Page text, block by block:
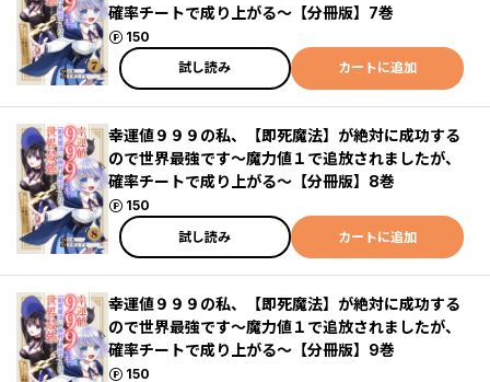
確率チートで成り上がる～【分冊版】7巻
150
ポイント
試し読み
カートに追加
幸運値９９９の私、【即死魔法】が絶対に成功する
ので世界最強です～魔力値１で追放されましたが、
確率チートで成り上がる～【分冊版】8巻
150
ポイント
試し読み
カートに追加
幸運値９９９の私、【即死魔法】が絶対に成功する
ので世界最強です～魔力値１で追放されましたが、
確率チートで成り上がる～【分冊版】9巻
150
ポイント